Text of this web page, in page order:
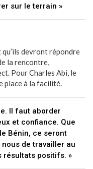
sur le terrain »
qu’ils devront répondre
la rencontre,
Pour Charles Abi, le
place à la facilité.
Il faut aborder
et confiance. Que
Bénin, ce seront
de travailler au
résultats positifs. »